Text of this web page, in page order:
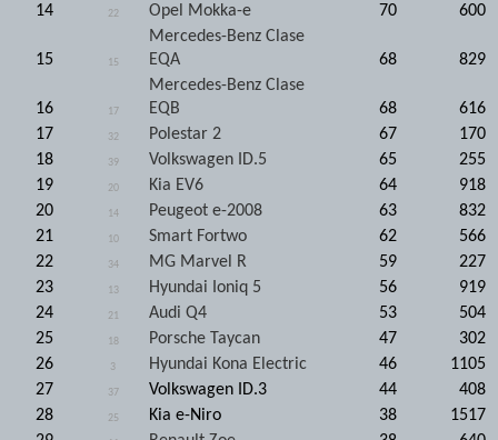
14
22 Opel Mokka-e 70 600
15 15
Mercedes-Benz Clase
EQA
68 829
16 17
Mercedes-Benz Clase
EQB
68
616
17
32 Polestar 2 67
170
18
39 Volkswagen ID.5 65
255
19
20 Kia EV6 64
918
20
14 Peugeot e-2008 63
832
21
10 Smart Fortwo 62
566
22
34 MG Marvel R 59
227
23
13 Hyundai Ioniq 5 56
919
24
21 Audi Q4 53
504
25
18 Porsche Taycan 47
302
26
3 Hyundai Kona Electric 46
1105
27
37 Volkswagen ID.3 44
408
28
25 Kia e-Niro 38
1517